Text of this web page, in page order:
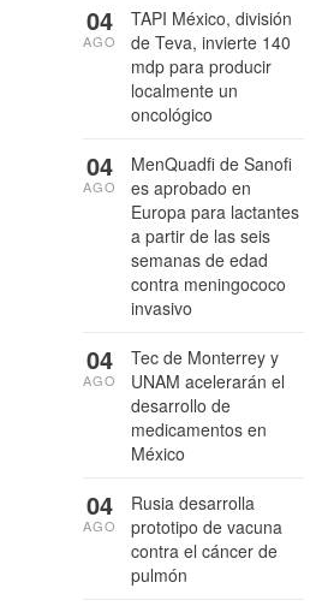
TAPI México, división
de Teva, invierte 140
mdp para producir
localmente un
oncológico
04
AGO
MenQuadfi de Sanofi
es aprobado en
Europa para lactantes
a partir de las seis
semanas de edad
contra meningococo
invasivo
04
AGO
Tec de Monterrey y
UNAM acelerarán el
desarrollo de
medicamentos en
México
04
AGO
Rusia desarrolla
prototipo de vacuna
contra el cáncer de
pulmón
04
AGO